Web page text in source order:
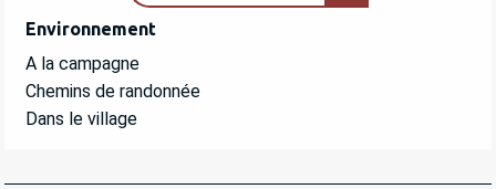
Environnement
Environnement
A la campagne
Chemins de randonnée
Dans le village